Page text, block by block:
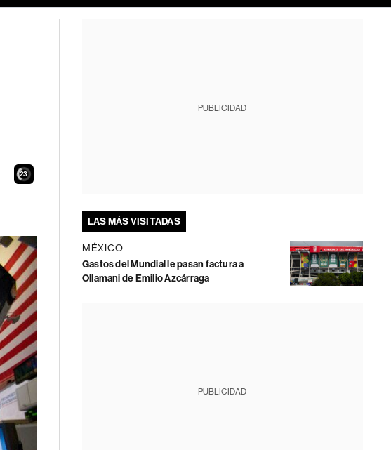
21
PUBLICIDAD
LAS MÁS VISITADAS
MÉXICO
Gastos del Mundial le pasan factura a
Ollamani de Emilio Azcárraga
PUBLICIDAD